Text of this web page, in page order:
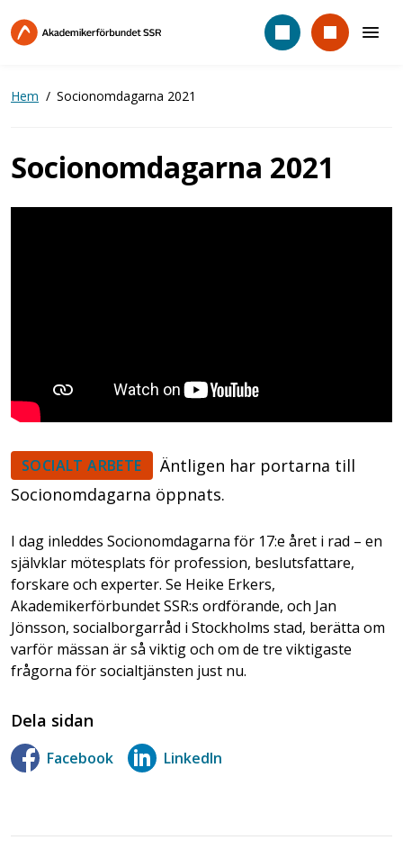
till
Hem Socionomdagarna 2021
Socionomdagarna 2021
SOCIALT ARBETE
Äntligen har portarna till
Socionomdagarna öppnats.
I dag inleddes Socionomdagarna för 17:e året i rad – en
självklar mötesplats för profession, beslutsfattare,
forskare och experter. Se Heike Erkers,
Akademikerförbundet SSR:s ordförande, och Jan
Jönsson, socialborgarråd i Stockholms stad, berätta om
varför mässan är så viktig och om de tre viktigaste
frågorna för socialtjänsten just nu.
Dela sidan
Facebook LinkedIn